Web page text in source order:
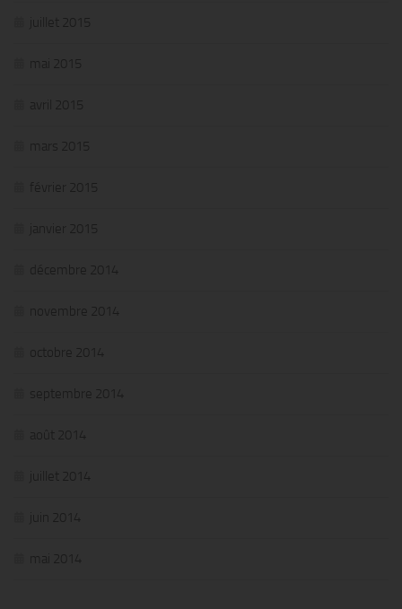
juillet 2015
mai 2015
avril 2015
mars 2015
février 2015
janvier 2015
décembre 2014
novembre 2014
octobre 2014
septembre 2014
août 2014
juillet 2014
juin 2014
mai 2014